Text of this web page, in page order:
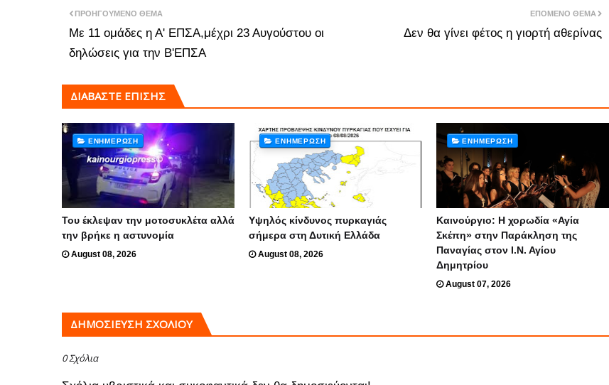
ΕΠΌΜΕΝΟ ΘΈΜΑ
Δεν θα γίνει φέτος η γιορτή αθερίνας
ΠΡΟΗΓΟΎΜΕΝΟ ΘΈΜΑ
Με 11 ομάδες η Α' ΕΠΣΑ,μέχρι 23 Αυγούστου οι
δηλώσεις για την Β'ΕΠΣΑ
ΔΙΑΒΑΣΤΕ ΕΠΙΣΗΣ
ΕΝΗΜΈΡΩΣΗ
Του έκλεψαν την μοτοσυκλέτα αλλά
την βρήκε η αστυνομία
August 08, 2026
ΕΝΗΜΈΡΩΣΗ
Υψηλός κίνδυνος πυρκαγιάς
σήμερα στη Δυτική Ελλάδα
August 08, 2026
ΕΝΗΜΈΡΩΣΗ
Καινούργιο: Η χορωδία «Αγία
Σκέπη» στην Παράκληση της
Παναγίας στον Ι.Ν. Αγίου
Δημητρίου
August 07, 2026
ΔΗΜΟΣΊΕΥΣΗ ΣΧΟΛΊΟΥ
0 Σχόλια